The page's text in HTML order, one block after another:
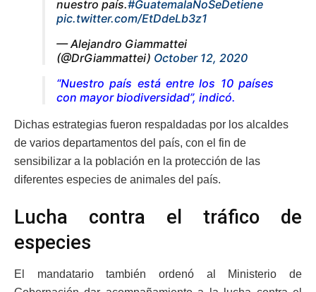
nuestro país.#GuatemalaNoSeDetiene
pic.twitter.com/EtDdeLb3z1
— Alejandro Giammattei
(@DrGiammattei) October 12, 2020
“Nuestro país está entre los 10 países
con mayor biodiversidad”, indicó.
Dichas estrategias fueron respaldadas por los alcaldes
de varios departamentos del país, con el fin de
sensibilizar a la población en la protección de las
diferentes especies de animales del país.
Lucha contra el tráfico de
especies
El mandatario también ordenó al Ministerio de